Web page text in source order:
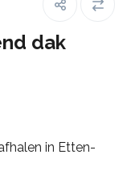
dak
in Etten-